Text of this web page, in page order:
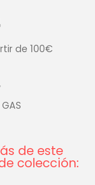
de 100€
de este
colección: